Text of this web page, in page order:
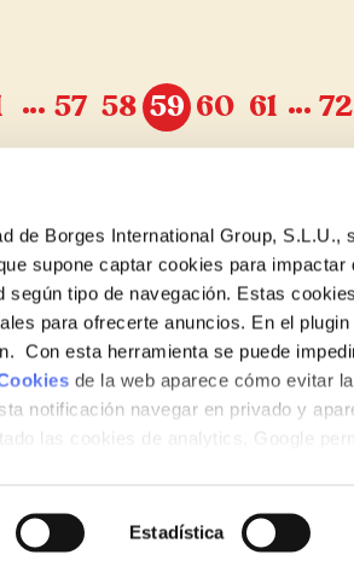
de Borges International Group, S.L.U.,
supone captar cookies para impactar
tipo de navegación. Estas
para ofrecerte anuncios. En el
Con esta herramienta se puede
de la web aparece cómo evitar
notificación navegar en privado y
las cookies de analytics, Google
Estadística
… 57 58 59 60 61 … 72
totes les nostres novetats?
te a la newsletter de Borges